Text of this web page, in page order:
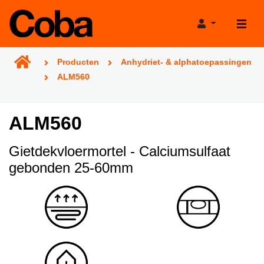
Producten
Projecthulp
Productadviestool
Projecten
Bereikbaarheid tijdens de bouwvak!
Over Coba
Producten
Anhydriet- & alphatoepassingen
ALM560
ALM560
Gietdekvloermortel - Calciumsulfaat
gebonden 25-60mm